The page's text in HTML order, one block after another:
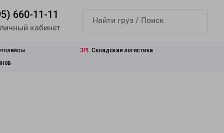
660-11-11
кабинет
3PL Складская логистика